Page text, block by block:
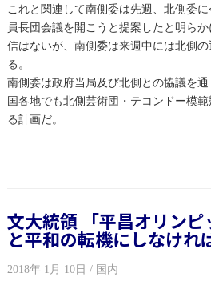
これと関連して南側委は先週、北側委
員長団会議を開こうと提案したと明ら
信はないが、南側委は来週中には北側
る。
南側委は政府当局及び北側との協議を
国各地でも北側芸術団・テコンドー模
る計画だ。
文大統領 「平昌オリン
と平和の転機にしなけれ
2018年 1月 10日 / 国内